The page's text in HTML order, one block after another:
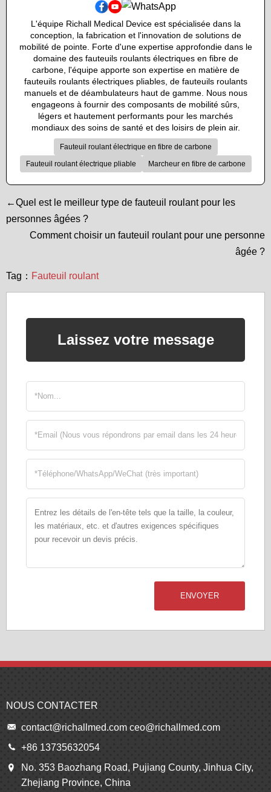
L'équipe Richall Medical Device est spécialisée dans la
conception, la fabrication et l'innovation de solutions de
mobilité de pointe. Forte d'une expertise approfondie dans le
domaine des fauteuils roulants électriques en fibre de
carbone, l'équipe apporte son expertise en matière de
fauteuils roulants électriques pliables, de fauteuils roulants
manuels et de déambulateurs haut de gamme. Nous nous
engageons à fournir des composants de mobilité sûrs,
légers et hautement performants pour les marchés
mondiaux des soins de santé et des loisirs de plein air.
Fauteuil roulant électrique en fibre de carbone
Fauteuil roulant électrique pliable
Marcheur en fibre de carbone
←Quel est le meilleur type de fauteuil roulant pour les
personnes âgées ?
Comment choisir un fauteuil roulant pour une personne
âgée ?
Tag： Fauteuil roulant
Laissez votre message
ENVOYER
NOUS CONTACTER
contact@richallmed.com ceo@richallmed.com
+86 13735632054
No. 353 Baozhang Road, Pujiang County, Jinhua City,
Zhejiang Province, China